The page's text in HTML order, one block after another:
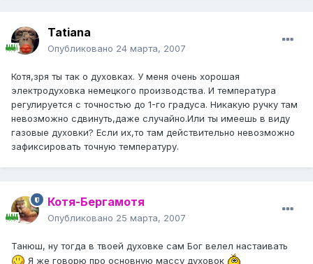
Tatiana
Опубликовано 24 марта, 2007
Котя,зря ты так о духовках. У меня очень хорошая
элeктродуховка немецкого производства. И температура
регулируется с точностью до 1-го градуса. Никакую ручку там
невозможно сдвинуть,даже случайно.Или ты имеешь в виду
газовые духовки? Если их,то там действительно невозможно
зафиксировать точную температуру.
Котя-Бергамотя
Опубликовано 25 марта, 2007
Танюш, ну тогда в твоей духовке сам Бог велел настаивать
Я же говорю про основную массу духовок